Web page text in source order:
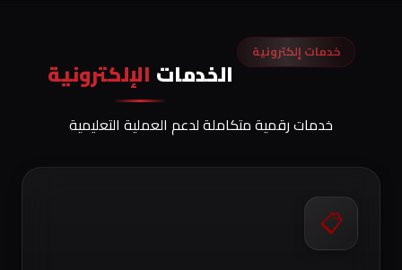
خدمات إلكترونية
الخدمات الإلكترونية
خدمات رقمية متكاملة لدعم العملية التعليمية
📋